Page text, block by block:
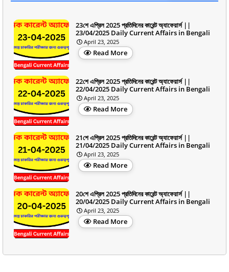
23শে এপ্রিল 2025 প্রতিদিনের কারেন্ট অ্যাফেয়ার্স ||
23/04/2025 Daily Current Affairs in Bengali
April 23, 2025
Read More
22শে এপ্রিল 2025 প্রতিদিনের কারেন্ট অ্যাফেয়ার্স ||
22/04/2025 Daily Current Affairs in Bengali
April 23, 2025
Read More
21শে এপ্রিল 2025 প্রতিদিনের কারেন্ট অ্যাফেয়ার্স ||
21/04/2025 Daily Current Affairs in Bengali
April 23, 2025
Read More
20শে এপ্রিল 2025 প্রতিদিনের কারেন্ট অ্যাফেয়ার্স ||
20/04/2025 Daily Current Affairs in Bengali
April 23, 2025
Read More